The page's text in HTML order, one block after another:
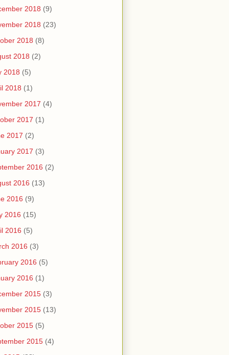
2018 (9)
2018 (23)
2018 (8)
2018 (2)
2018 (5)
2018 (1)
2017 (4)
2017 (1)
2017 (2)
2017 (3)
2016 (2)
2016 (13)
2016 (9)
2016 (15)
2016 (5)
2016 (3)
2016 (5)
2016 (1)
2015 (3)
2015 (13)
2015 (5)
2015 (4)